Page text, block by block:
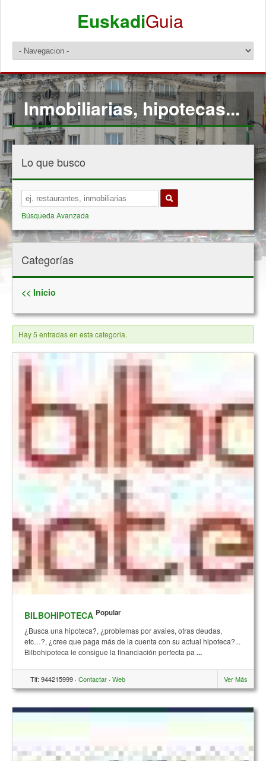
EuskadiGuia
Inmobiliarias, hipotecas...
Lo que busco
Búsqueda Avanzada
Categorías
<< Inicio
Hay 5 entradas en esta categoria.
BILBOHIPOTECA Popular
¿Busca una hipoteca?, ¿problemas por avales, otras deudas,
etc…?, ¿cree que paga más de la cuenta con su actual hipoteca?...
Bilbohipoteca le consigue la financiación perfecta pa ...
Tlf: 944215999 · Contactar · Web Ver Más